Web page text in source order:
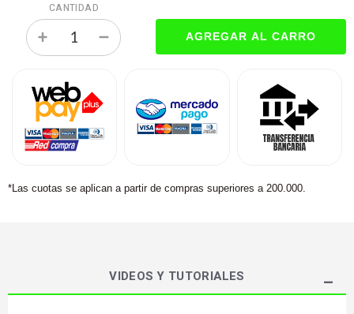
CANTIDAD
*Las cuotas se aplican a partir de compras superiores a 200.000.
VIDEOS Y TUTORIALES